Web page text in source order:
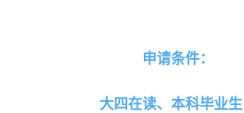
申请条件：
大四在读、本科毕业生